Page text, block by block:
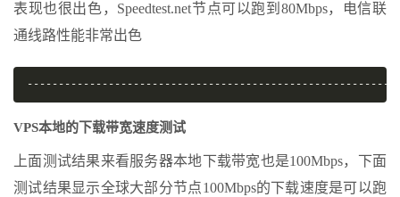
表现也很出色，Speedtest.net节点可以跑到80Mbps，电信联
通线路性能非常出色
VPS本地的下载带宽速度测试
上面测试结果来看服务器本地下载带宽也是100Mbps，下面
测试结果显示全球大部分节点100Mbps的下载速度是可以跑